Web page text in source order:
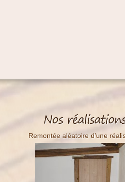
Nos
Remontée aléatoire d'une